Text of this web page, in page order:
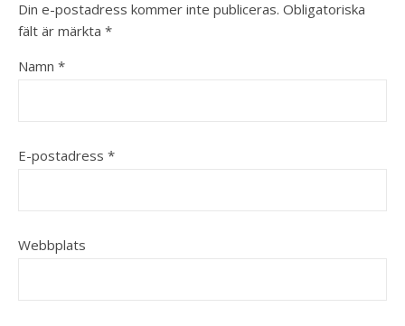
Din e-postadress kommer inte publiceras. Obligatoriska
fält är märkta *
Namn *
E-postadress *
Webbplats